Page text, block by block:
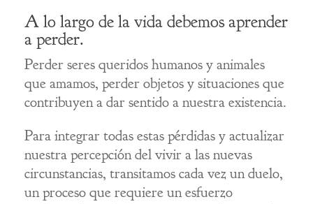
A lo largo de la vida debemos aprender
a perder.
Perder seres queridos humanos y animales
que amamos, perder objetos y situaciones que
contribuyen a dar sentido a nuestra existencia.
Para integrar todas estas pérdidas y actualizar
nuestra percepción del vivir a las nuevas
circunstancias, transitamos cada vez un duelo,
un proceso que requiere un esfuerzo